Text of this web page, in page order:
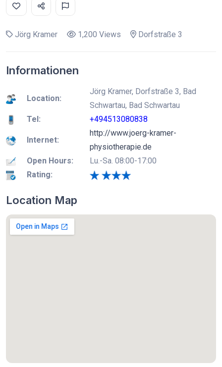
Jörg Kramer 1,200 Views Dorfstraße 3
Informationen
Location:
Jörg Kramer, Dorfstraße 3, Bad
Schwartau, Bad Schwartau
Tel:
+494513080838
Internet:
http://www.joerg-kramer-
physiotherapie.de
Open Hours:
Lu.-Sa. 08:00-17:00
Rating:
Location Map